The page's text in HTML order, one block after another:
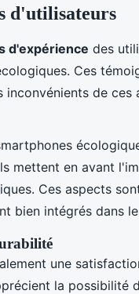
d'utilisateurs
d'expérience des
Ces
de ces
mettent en avant
Ces aspects
bien intégrés dans
une
la possibilité